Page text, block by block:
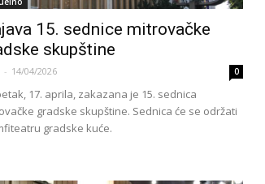
15. sednice mitrovačke
skupštine
- 14/04/2026 0
17. aprila, zakazana je 15. sednica
gradske skupštine. Sednica će se održati
gradske kuće.